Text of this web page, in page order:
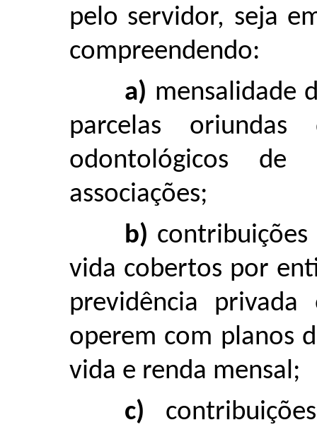
pelo servidor, seja
compreendendo:
a) mensalidade
parcelas
odontológicos
associações;
b)
vida cobertos por
previdência
operem com planos
vida e renda mensal;
c)